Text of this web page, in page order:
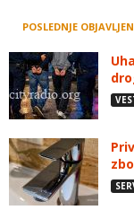
POSLEDNJE